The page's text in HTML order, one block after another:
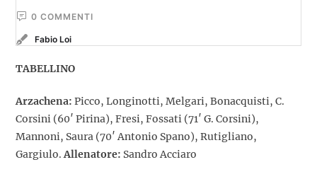
0 COMMENTI
Fabio Loi
TABELLINO
Arzachena: Picco, Longinotti, Melgari, Bonacquisti, C.
Corsini (60′ Pirina), Fresi, Fossati (71′ G. Corsini),
Mannoni, Saura (70′ Antonio Spano), Rutigliano,
Gargiulo.Allenatore: Sandro Acciaro